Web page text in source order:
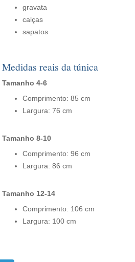
gravata
calças
sapatos
Medidas reais da túnica
Tamanho 4-6
Comprimento: 85 cm
Largura: 76 cm
Tamanho 8-10
Comprimento: 96 cm
Largura: 86 cm
Tamanho 12-14
Comprimento: 106 cm
Largura: 100 cm